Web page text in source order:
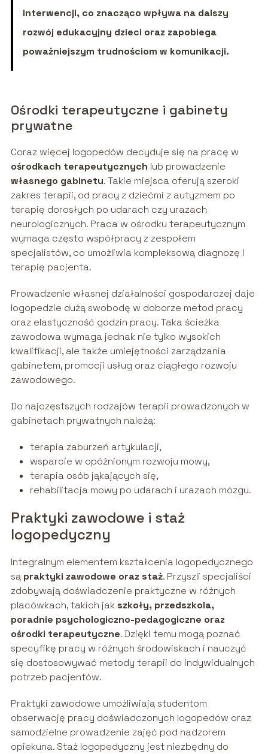
interwencji, co znacząco wpływa na dalszy
rozwój edukacyjny dzieci oraz zapobiega
poważniejszym trudnościom w komunikacji.
Ośrodki terapeutyczne i gabinety
prywatne
Coraz więcej logopedów decyduje się na pracę w
ośrodkach terapeutycznych lub prowadzenie
własnego gabinetu. Takie miejsca oferują szeroki
zakres terapii, od pracy z dziećmi z autyzmem po
terapię dorosłych po udarach czy urazach
neurologicznych. Praca w ośrodku terapeutycznym
wymaga często współpracy z zespołem
specjalistów, co umożliwia kompleksową diagnozę i
terapię pacjenta.
Prowadzenie własnej działalności gospodarczej daje
logopedzie dużą swobodę w doborze metod pracy
oraz elastyczność godzin pracy. Taka ścieżka
zawodowa wymaga jednak nie tylko wysokich
kwalifikacji, ale także umiejętności zarządzania
gabinetem, promocji usług oraz ciągłego rozwoju
zawodowego.
Do najczęstszych rodzajów terapii prowadzonych w
gabinetach prywatnych należą:
terapia zaburzeń artykulacji,
wsparcie w opóźnionym rozwoju mowy,
terapia osób jąkających się,
rehabilitacja mowy po udarach i urazach mózgu.
Praktyki zawodowe i staż
logopedyczny
Integralnym elementem kształcenia logopedycznego
są praktyki zawodowe oraz staż. Przyszli specjaliści
zdobywają doświadczenie praktyczne w różnych
placówkach, takich jak szkoły, przedszkola,
poradnie psychologiczno-pedagogiczne oraz
ośrodki terapeutyczne. Dzięki temu mogą poznać
specyfikę pracy w różnych środowiskach i nauczyć
się dostosowywać metody terapii do indywidualnych
potrzeb pacjentów.
Praktyki zawodowe umożliwiają studentom
obserwację pracy doświadczonych logopedów oraz
samodzielne prowadzenie zajęć pod nadzorem
opiekuna. Staż logopedyczny jest niezbędny do